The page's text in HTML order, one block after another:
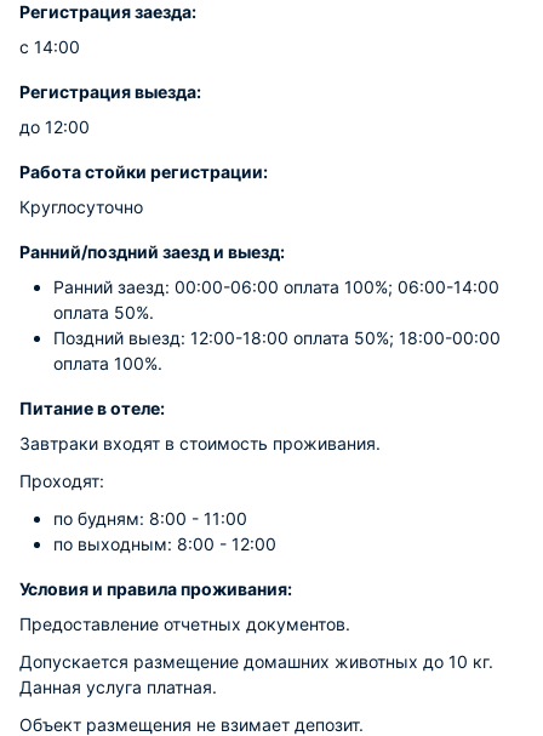
Регистрация заезда:
с 14:00
Регистрация выезда:
до 12:00
Работа стойки регистрации:
Круглосуточно
Ранний/поздний заезд и выезд:
Ранний заезд: 00:00-06:00 оплата 100%; 06:00-14:00
оплата 50%.
Поздний выезд: 12:00-18:00 оплата 50%; 18:00-00:00
оплата 100%.
Питание в отеле:
Завтраки входят в стоимость проживания.
Проходят:
по будням: 8:00 - 11:00
по выходным: 8:00 - 12:00
Условия и правила проживания:
Предоставление отчетных документов.
Допускается размещение домашних животных до 10 кг.
Данная услуга платная.
Объект размещения не взимает депозит.